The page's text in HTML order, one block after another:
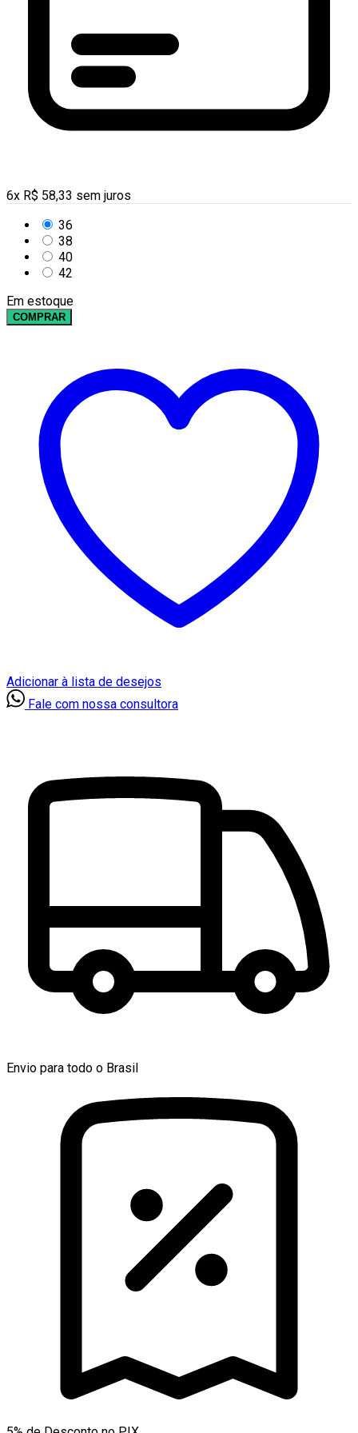
6x R$ 58,33 sem juros
36
38
40
42
Em estoque
COMPRAR
Adicionar à lista de desejos
Fale com nossa consultora
Envio para todo o Brasil